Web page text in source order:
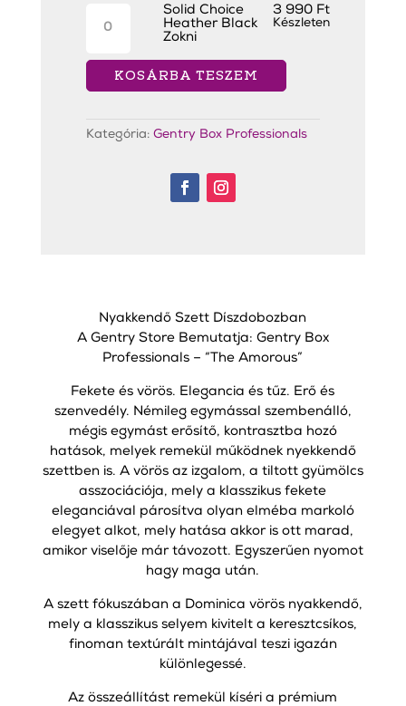
Choice
Zokni
mennyiség
Solid Choice
Heather Black
Zokni
3 990 Ft
Készleten
KOSÁRBA TESZEM
Kategória: Gentry Box Professionals
Nyakkendő Szett Díszdobozban
A Gentry Store Bemutatja: Gentry Box
Professionals – “The Amorous”
Fekete és vörös. Elegancia és tűz. Erő és
szenvedély. Némileg egymással szembenálló,
mégis egymást erősítő, kontrasztba hozó
hatások, melyek remekül működnek nyekkendő
szettben is. A vörös az izgalom, a tiltott gyümölcs
asszociációja, mely a klasszikus fekete
eleganciával párosítva olyan elméba markoló
elegyet alkot, mely hatása akkor is ott marad,
amikor viselője már távozott. Egyszerűen nyomot
hagy maga után.
A szett fókuszában a Dominica vörös nyakkendő,
mely a klasszikus selyem kivitelt a keresztcsíkos,
finoman textúrált mintájával teszi igazán
különlegessé.
Az összeállítást remekül kíséri a prémium